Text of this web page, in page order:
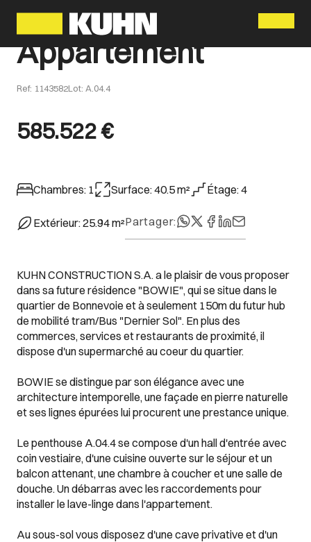
Appartement
Ref: 1143582Lot: A.04.4
Chambres: 1 Surface:40.5m² Étage:4
Extérieur:25.94m²Partager:
KUHN CONSTRUCTION S.A. a le plaisir de vous proposer
dans sa future résidence "BOWIE", qui se situe dans le
quartier de Bonnevoie et à seulement 150m du futur hub
de mobilité tram/Bus "Dernier Sol". En plus des
commerces, services et restaurants de proximité, il
dispose d'un supermarché au coeur du quartier.
BOWIE se distingue par son élégance avec une
architecture intemporelle, une façade en pierre naturelle
et ses lignes épurées lui procurent une prestance unique.
Le penthouse A.04.4 se compose d'un hall d'entrée avec
coin vestiaire, d'une cuisine ouverte sur le séjour et un
balcon attenant, une chambre à coucher et une salle de
douche. Un débarras avec les raccordements pour
installer le lave-linge dans l'appartement.
Au sous-sol vous disposez d'une cave privative et d'un
585.522 €
Menu